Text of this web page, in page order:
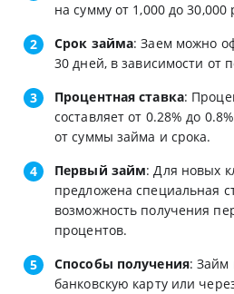
на сумму от 1,000 до 30,000
Срок займа: Заем можно
30 дней, в зависимости от
Процентная ставка:
составляет от 0.28% до
от суммы займа и срока.
Первый займ: Для новых
предложена специальная
возможность получения
процентов.
Способы получения: Займ
банковскую карту или